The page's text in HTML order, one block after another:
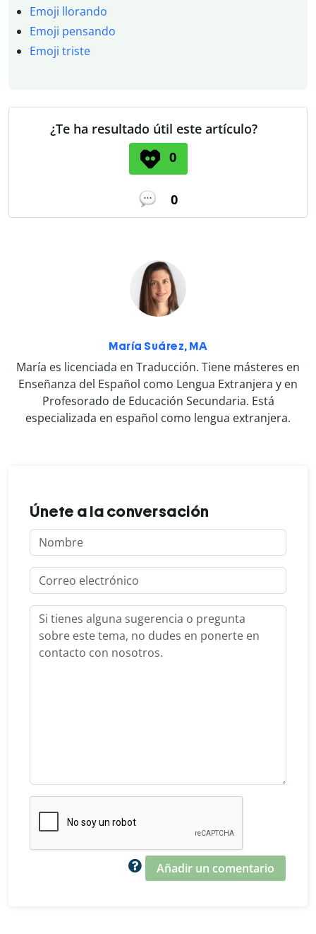
Emoji llorando
Emoji pensando
Emoji triste
¿Te ha resultado útil este artículo?
0
0
María Suárez, MA
María es licenciada en Traducción. Tiene másteres en
Enseñanza del Español como Lengua Extranjera y en
Profesorado de Educación Secundaria. Está
especializada en español como lengua extranjera.
Únete a la conversación
Añadir un comentario